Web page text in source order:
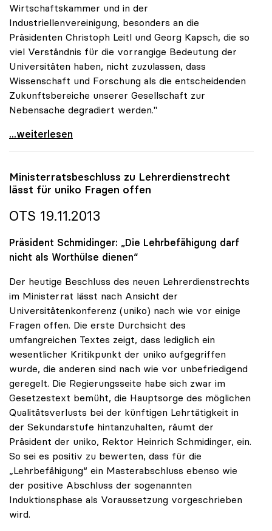
Wirtschaftskammer und in der
Industriellenvereinigung, besonders an die
Präsidenten Christoph Leitl und Georg Kapsch, die so
viel Verständnis für die vorrangige Bedeutung der
Universitäten haben, nicht zuzulassen, dass
Wissenschaft und Forschung als die entscheidenden
Zukunftsbereiche unserer Gesellschaft zur
Nebensache degradiert werden."
uniko-Appell: Keine Angelobung der Regierung ohne
...weiterlesen
Ministerratsbeschluss zu Lehrerdienstrecht
lässt für uniko Fragen offen
OTS 19.11.2013
Präsident Schmidinger: „Die Lehrbefähigung darf
nicht als Worthülse dienen“
Der heutige Beschluss des neuen Lehrerdienstrechts
im Ministerrat lässt nach Ansicht der
Universitätenkonferenz (uniko) nach wie vor einige
Fragen offen. Die erste Durchsicht des
umfangreichen Textes zeigt, dass lediglich ein
wesentlicher Kritikpunkt der uniko aufgegriffen
wurde, die anderen sind nach wie vor unbefriedigend
geregelt. Die Regierungsseite habe sich zwar im
Gesetzestext bemüht, die Hauptsorge des möglichen
Qualitätsverlusts bei der künftigen Lehrtätigkeit in
der Sekundarstufe hintanzuhalten, räumt der
Präsident der uniko, Rektor Heinrich Schmidinger, ein.
So sei es positiv zu bewerten, dass für die
„Lehrbefähigung“ ein Masterabschluss ebenso wie
der positive Abschluss der sogenannten
Induktionsphase als Voraussetzung vorgeschrieben
wird.